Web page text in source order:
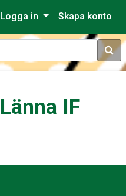
Logga in Skapa konto
Sök
Länna IF